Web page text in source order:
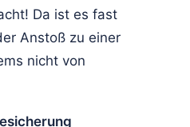
Da ist es fast
Anstoß zu einer
nicht von